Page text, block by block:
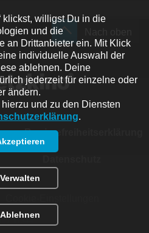
klickst, willigst Du in die
und die
an Drittanbieter ein. Mit Klick
individuelle Auswahl der
ablehnen. Deine
jederzeit für einzelne oder
ändern.
und zu den Diensten
.
Verwalten
Ablehnen
Barrierefreiheitserklärung